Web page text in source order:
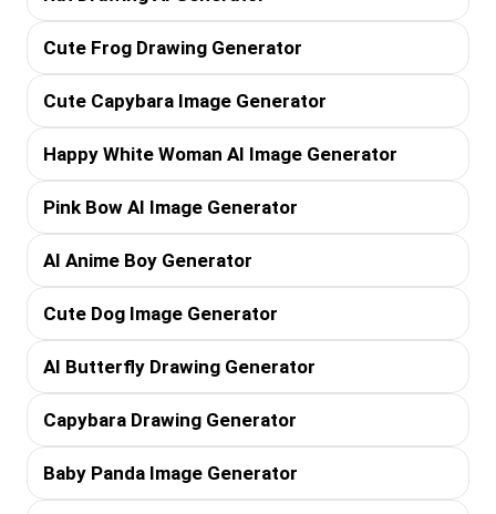
Cute Frog Drawing Generator
Cute Capybara Image Generator
Happy White Woman AI Image Generator
Pink Bow AI Image Generator
AI Anime Boy Generator
Cute Dog Image Generator
AI Butterfly Drawing Generator
Capybara Drawing Generator
Baby Panda Image Generator